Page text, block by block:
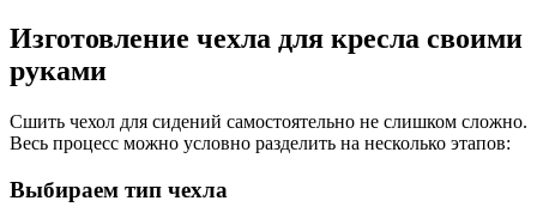
Изготовление чехла для кресла своими
руками
Сшить чехол для сидений самостоятельно не слишком сложно.
Весь процесс можно условно разделить на несколько этапов:
Выбираем тип чехла